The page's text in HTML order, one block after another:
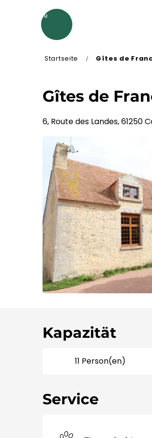
MENÜ
Startseite Gîtes de
Gîtes de
6, Route des Landes, 61250
Kapazität
11 Person(en)
Service